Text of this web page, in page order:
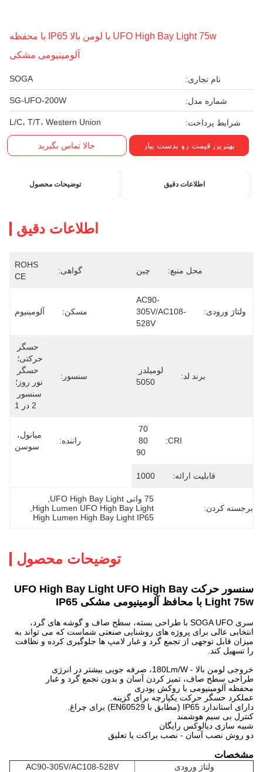
UFO High Bay Light 75w با لومن بالا IP65 با محفظه
آلومینیومی مشکی
نام تجاری: SOGA
شماره مدل: SG-UFO-200W
شرایط پرداخت: L/C، T/T، Western Union
بهترین قیمت رو بدست بیار حالا تماس بگیرید
اطلاعات دقیق توضیحات محصول
اطلاعات دقیق
محل منبع: چین گواهی:
ROHS
CE
ولتاژ ورودی:
AC90-
305V/AC108-
528V
مسکن: آلومینیوم
برند لد:
5050
سنسور:
2 در 1
CRI:
90
راننده:
سوسن
قابلیت ارائه: 1000
برجسته کردن:
75 واتی UFO High Bay Light
High Lumen UFO High Bay Light
High Lumen High Bay Light IP65
توضیحات محصول
سنسور حرکت UFO High Bay Light UFO High Bay
Light 75w با محافظ آلومینیومی مشکی IP65
سری SOGA UFO با طراحی بسته، سطح صاف و گوشه های گرد،
انتخابی عالی برای پروژه های روشنایی صنعتی شماست که می تواند به
میزان قابل توجهی از تجمع گرد و غبار لامپ ها جلوگیری کرده و نظافت
را تسهیل کند.
خروجی لومن بالا - 180Lm/W، صرفه جویی بیشتر در انرژی
طراحی سطح صاف، تمیز کردن آسان و بدون تجمع گرد و غبار
محفظه آلومینیومی با روکش پودری
عملکرد حسگر حرکت یکپارچه برای گزینه.
دارای استاندارد IP65 (مطابق با EN60529) برای چراغ.
کنترل بی سیم هوشمند
شبیه سازی دیالوکس رایگان
دو روش نصب آسان - نصب براکت یا تعلیق
مشخصات
ولتاژ ورودی
AC90-305V/AC108-528V